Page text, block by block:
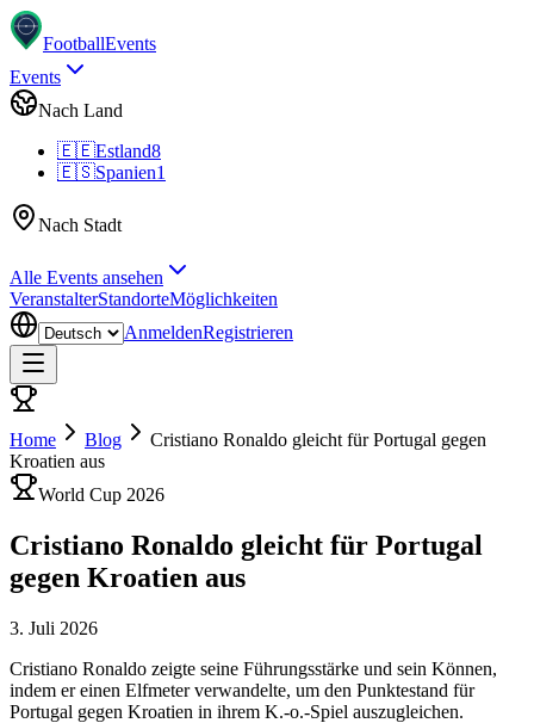
FootballEvents
Events
Nach Land
🇪🇪Estland8
🇪🇸Spanien1
Nach Stadt
Alle Events ansehen
VeranstalterStandorteMöglichkeiten
AnmeldenRegistrieren
Home Blog
Cristiano Ronaldo gleicht für Portugal gegen
Kroatien aus
World Cup 2026
Cristiano Ronaldo gleicht für Portugal
gegen Kroatien aus
3. Juli 2026
Cristiano Ronaldo zeigte seine Führungsstärke und sein Können,
indem er einen Elfmeter verwandelte, um den Punktestand für
Portugal gegen Kroatien in ihrem K.-o.-Spiel auszugleichen.